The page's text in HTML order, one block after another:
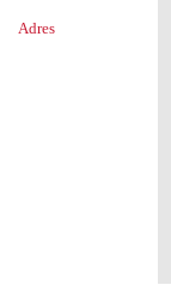
Adres